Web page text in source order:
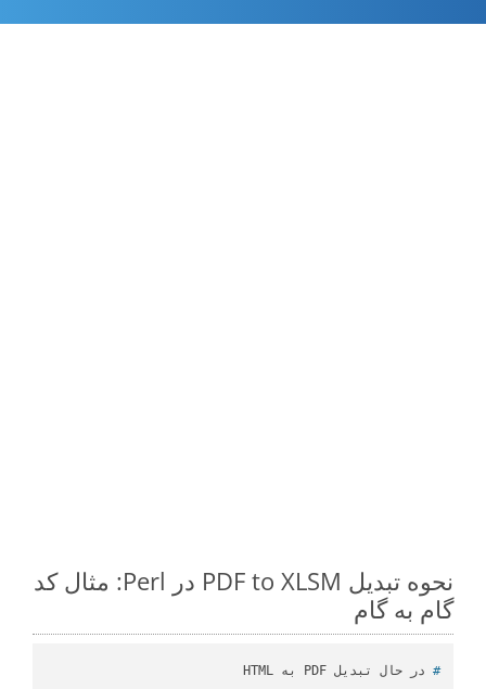
نحوه تبدیل PDF to XLSM در Perl: مثال کد
گام به گام
# در حال تبدیل PDF به HTML